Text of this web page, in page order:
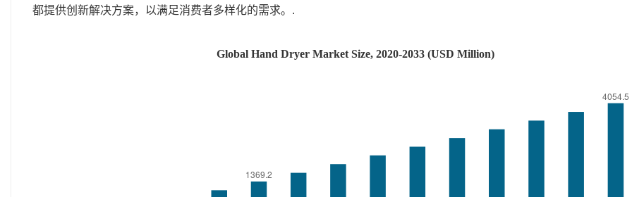
都提供创新解决方案，以满足消费者多样化的需求。.